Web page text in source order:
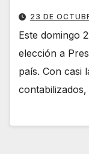
23 DE
Este domingo
elección a
país. Con casi